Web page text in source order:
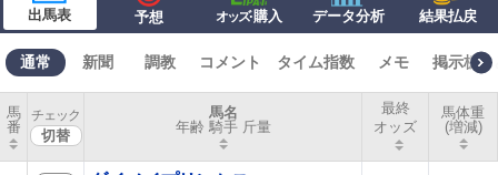
出馬表 予想 オッズ·購入 データ分析 結果払戻
通常 新聞 調教 コメント タイム指数 メモ 掲示板
馬
番
チェック
馬名
年齢 騎手 斤量
最終
オッズ
馬体重
(増減)